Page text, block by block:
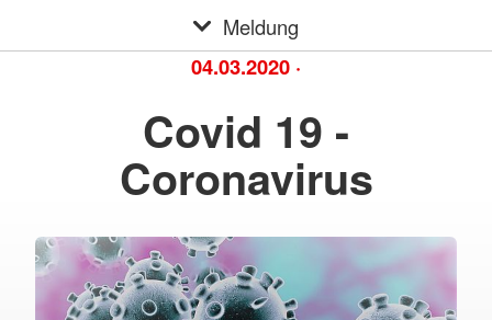
Meldung
04.03.2020 ·
Covid 19 -
Coronavirus